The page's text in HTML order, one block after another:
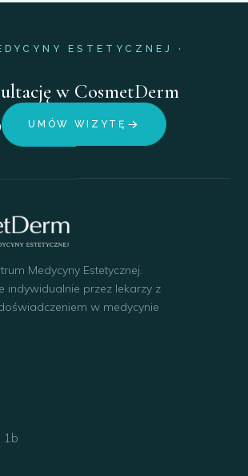
ESTETYCZNEJ ·
w CosmetDerm
UMÓW WIZYTĘ
Medycyny Estetycznej.
indywidualnie przez lekarzy z
w medycynie
1b